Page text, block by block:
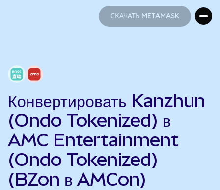
СКАЧАТЬ METAMASK
Конвертировать Kanzhun
(Ondo Tokenized) в
AMC Entertainment
(Ondo Tokenized)
(BZon в AMCon)